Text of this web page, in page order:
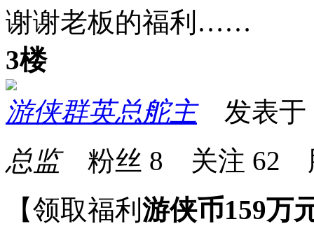
谢谢老板的福利……
3楼
游侠群英总舵主发表于
总监粉丝 8 关注 62
【领取福利 游侠币159万